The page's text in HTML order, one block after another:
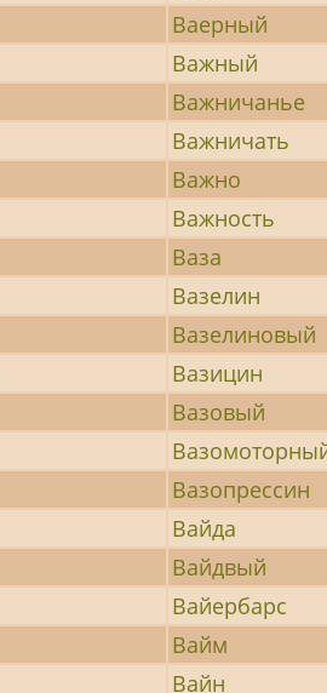
Ваерный
Важный
Важничанье
Важничать
Важно
Важность
Ваза
Вазелин
Вазелиновый
Вазицин
Вазовый
Вазопрессин
Вайда
Вайдвый
Вайербарс
Вайм
Вайн